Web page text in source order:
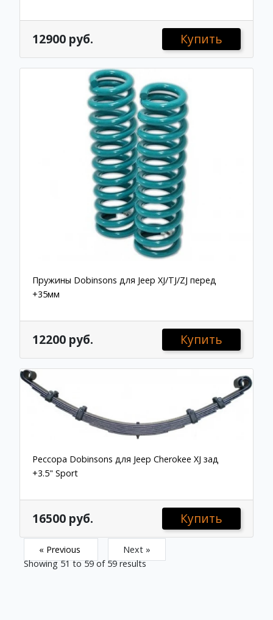
12900 руб. Купить
Пружины Dobinsons для Jeep XJ/TJ/ZJ перед
+35мм
12200 руб. Купить
Рессора Dobinsons для Jeep Cherokee XJ зад
+3.5" Sport
16500 руб. Купить
« Previous
Next »
Showing51to59of 59results